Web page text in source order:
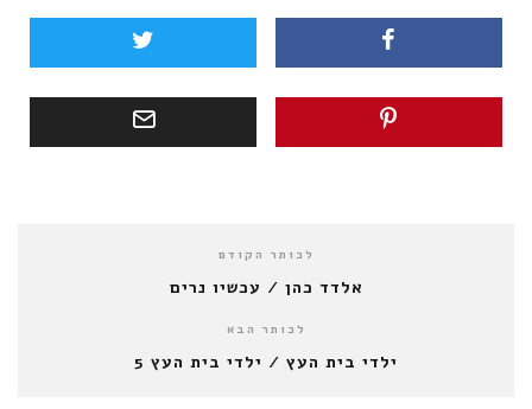
לכותר הקודם
אלדד כהן / עכשיו נרים
לכותר הבא
ילדי בית העץ / ילדי בית העץ 5